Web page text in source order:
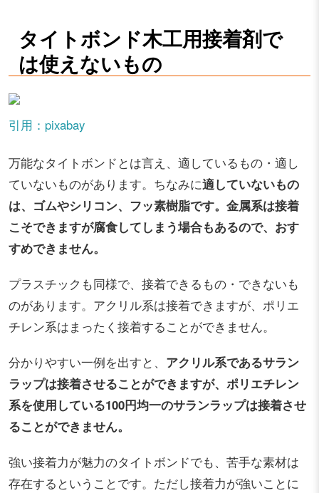
タイトボンド木工用接着剤で
は使えないもの
引用：pixabay
万能なタイトボンドとは言え、適しているもの・適し
ていないものがあります。ちなみに適していないもの
は、ゴムやシリコン、フッ素樹脂です。金属系は接着
こそできますが腐食してしまう場合もあるので、おす
すめできません。
プラスチックも同様で、接着できるもの・できないも
のがあります。アクリル系は接着できますが、ポリエ
チレン系はまったく接着することができません。
分かりやすい一例を出すと、 アクリル系であるサラン
ラップは接着させることができますが、ポリエチレン
系を使用している100円均一のサランラップは接着させ
ることができません。
強い接着力が魅力のタイトボンドでも、苦手な素材は
存在するということです。ただし接着力が強いことに